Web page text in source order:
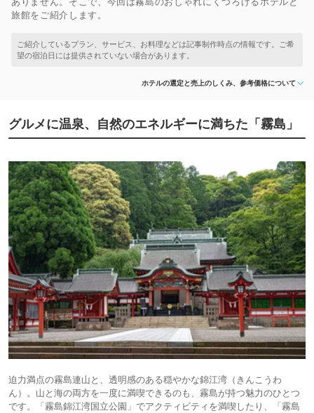
旅館をご紹介します。
ホテルの選定と売上のしくみ、参考価格について
グルメに温泉、自然のエネルギーに満ちた「霧島」
迫力満点の霧島連山と、透明感のある穏やかな錦江湾（きんこうわ
ん）。山と海の両方を一度に満喫できるのも、霧島が持つ魅力のひとつ
です。「霧島錦江湾国立公園」でアクティビティを満喫したり、「霧島